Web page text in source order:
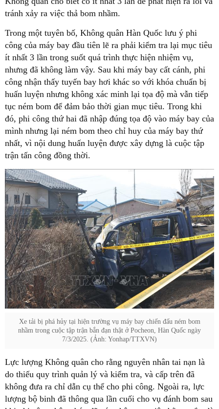
tránh xảy ra việc thả bom nhầm.
Trong một tuyên bố, Không quân Hàn Quốc lưu ý phi
công của máy bay đầu tiên lẽ ra phải kiểm tra lại mục tiêu
ít nhất 3 lần trong suốt quá trình thực hiện nhiệm vụ,
nhưng đã không làm vậy. Sau khi máy bay cất cánh, phi
công nhận thấy tuyến bay hơi khác so với khóa chuẩn bị
huấn luyện nhưng không xác minh lại tọa độ mà vẫn tiếp
tục ném bom để đảm bảo thời gian mục tiêu. Trong khi
đó, phi công thứ hai đã nhập đúng tọa độ vào máy bay của
mình nhưng lại ném bom theo chỉ huy của máy bay thứ
nhất, vì nội dung huấn luyện được xây dựng là cuộc tập
trận tấn công đồng thời.
Xe tải bị phá hủy tại hiện trường vụ máy bay chiến đấu ném bom
nhầm trong cuộc tập trận bắn đạn thật ở Pocheon, Hàn Quốc ngày
7/3/2025. (Ảnh: Yonhap/TTXVN)
Lực lượng Không quân cho rằng nguyên nhân tai nạn là
do thiếu quy trình quản lý và kiểm tra, và cấp trên đã
không đưa ra chỉ dẫn cụ thể cho phi công. Ngoài ra, lực
lượng bộ binh đã thông qua lần cuối cho vụ đánh bom sau